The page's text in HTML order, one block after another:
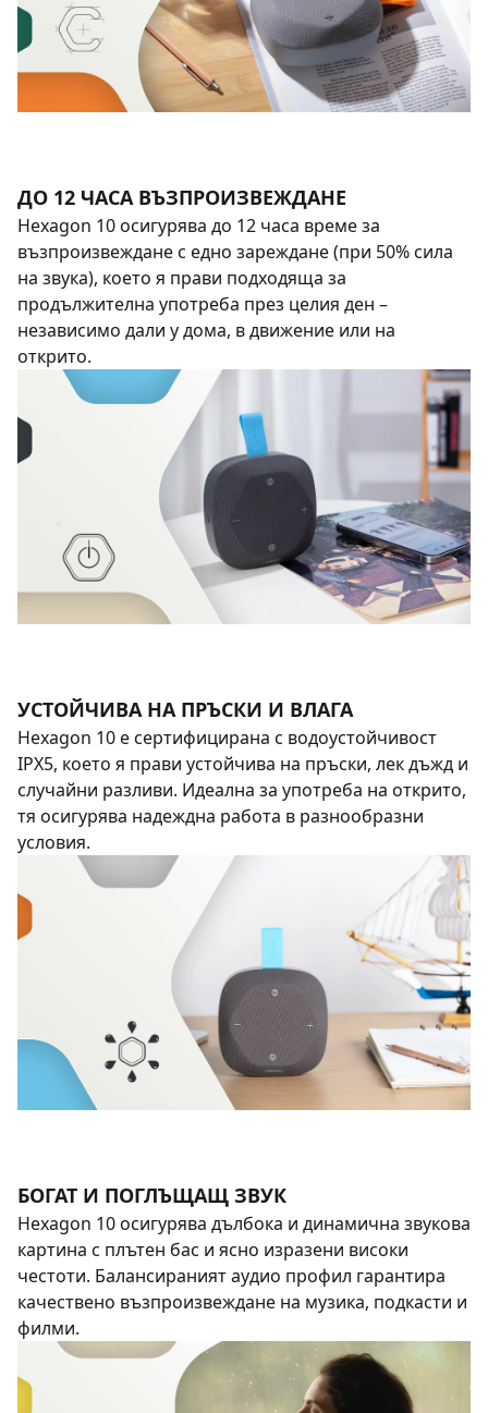
ДО 12 ЧАСА ВЪЗПРОИЗВЕЖДАНЕ
Hexagon 10 осигурява до 12 часа време за
възпроизвеждане с едно зареждане (при 50% сила
на звука), което я прави подходяща за
продължителна употреба през целия ден –
независимо дали у дома, в движение или на
открито.
УСТОЙЧИВА НА ПРЪСКИ И ВЛАГА
Hexagon 10 е сертифицирана с водоустойчивост
IPX5, което я прави устойчива на пръски, лек дъжд и
случайни разливи. Идеална за употреба на открито,
тя осигурява надеждна работа в разнообразни
условия.
БОГАТ И ПОГЛЪЩАЩ ЗВУК
Hexagon 10 осигурява дълбока и динамична звукова
картина с плътен бас и ясно изразени високи
честоти. Балансираният аудио профил гарантира
качествено възпроизвеждане на музика, подкасти и
филми.